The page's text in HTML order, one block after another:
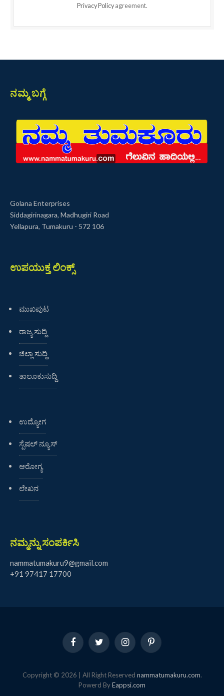
Privacy Policy agreement.
ನಮ್ಮ ಬಗ್ಗೆ
Golana Enterprises
Siddagirinagara, Madhugiri Road
Yellapura, Tumakuru - 572 106
ಉಪಯುಕ್ತ ಲಿಂಕ್ಸ್
ಮುಖಪುಟ
ರಾಜ್ಯ ಸುದ್ದಿ
ಜಿಲ್ಲಾ ಸುದ್ದಿ
ತಾಲೂಕುಸುದ್ದಿ
ಉದ್ಯೋಗ
ಸ್ಪೆಷಲ್ ನ್ಯೂಸ್
ಆರೋಗ್ಯ
ಲೇಖನ
ನಮ್ಮನ್ನು ಸಂಪರ್ಕಿಸಿ
nammatumakuru9@gmail.com
+91 97417 17700
FacebookTwitter InstagramPinterest
Copyright © 2026 | All Right Reserved nammatumakuru.com.
Powerd ByEappsi.com